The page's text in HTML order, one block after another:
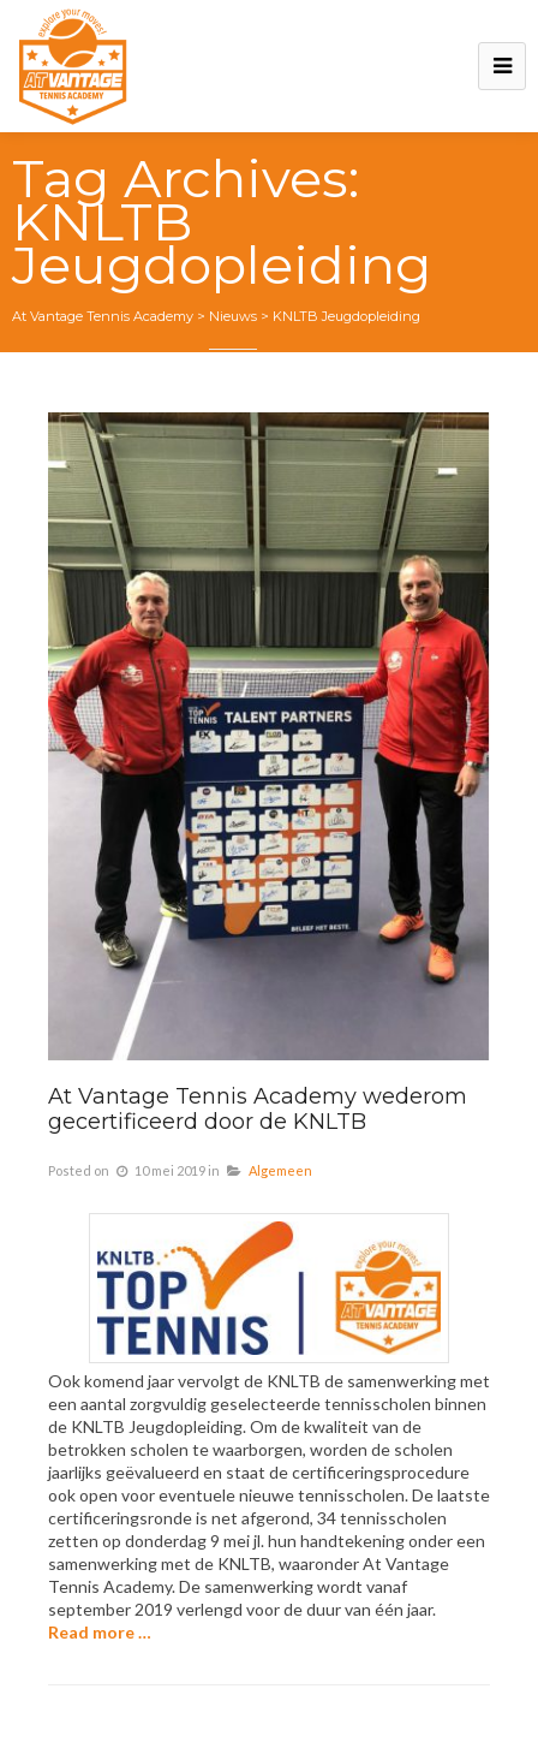
Tag Archives:
KNLTB
Jeugdopleiding
At Vantage Tennis Academy > Nieuws > KNLTB Jeugdopleiding
At Vantage Tennis Academy wederom
gecertificeerd door de KNLTB
Posted on 10 mei 2019 in Algemeen
Ook komend jaar vervolgt de KNLTB de samenwerking met
een aantal zorgvuldig geselecteerde tennisscholen binnen
de KNLTB Jeugdopleiding. Om de kwaliteit van de
betrokken scholen te waarborgen, worden de scholen
jaarlijks geëvalueerd en staat de certificeringsprocedure
ook open voor eventuele nieuwe tennisscholen. De laatste
certificeringsronde is net afgerond, 34 tennisscholen
zetten op donderdag 9 mei jl. hun handtekening onder een
samenwerking met de KNLTB, waaronder At Vantage
Tennis Academy. De samenwerking wordt vanaf
september 2019 verlengd voor de duur van één jaar.
Read more …